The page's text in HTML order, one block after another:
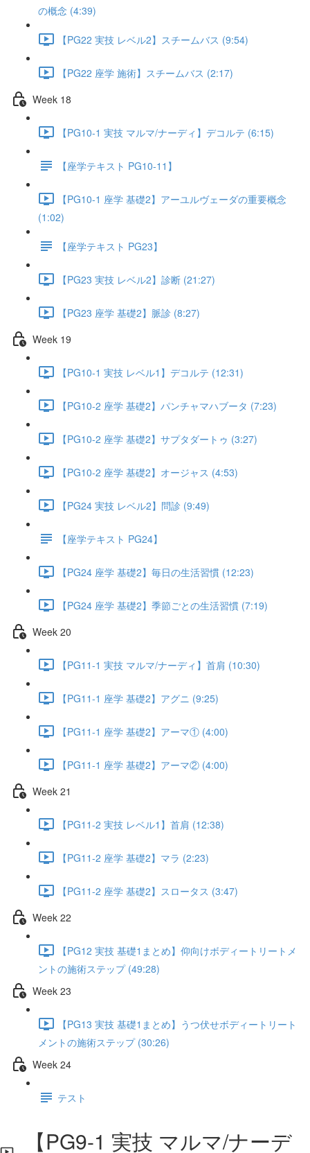
の概念 (4:39)
【PG22 実技 レベル2】スチームバス (9:54)
【PG22 座学 施術】スチームバス (2:17)
Week 18
【PG10-1 実技 マルマ/ナーディ】デコルテ (6:15)
【座学テキスト PG10-11】
【PG10-1 座学 基礎2】アーユルヴェーダの重要概念
(1:02)
【座学テキスト PG23】
【PG23 実技 レベル2】診断 (21:27)
【PG23 座学 基礎2】脈診 (8:27)
Week 19
【PG10-1 実技 レベル1】デコルテ (12:31)
【PG10-2 座学 基礎2】パンチャマハブータ (7:23)
【PG10-2 座学 基礎2】サプタダートゥ (3:27)
【PG10-2 座学 基礎2】オージャス (4:53)
【PG24 実技 レベル2】問診 (9:49)
【座学テキスト PG24】
【PG24 座学 基礎2】毎日の生活習慣 (12:23)
【PG24 座学 基礎2】季節ごとの生活習慣 (7:19)
Week 20
【PG11-1 実技 マルマ/ナーディ】首肩 (10:30)
【PG11-1 座学 基礎2】アグニ (9:25)
【PG11-1 座学 基礎2】アーマ① (4:00)
【PG11-1 座学 基礎2】アーマ② (4:00)
Week 21
【PG11-2 実技 レベル1】首肩 (12:38)
【PG11-2 座学 基礎2】マラ (2:23)
【PG11-2 座学 基礎2】スロータス (3:47)
Week 22
【PG12 実技 基礎1まとめ】仰向けボディートリートメ
ントの施術ステップ (49:28)
Week 23
【PG13 実技 基礎1まとめ】うつ伏せボディートリート
メントの施術ステップ (30:26)
Week 24
テスト
【PG9-1 実技 マルマ/ナーデ